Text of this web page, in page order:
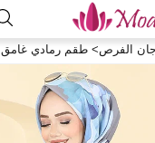
الفرص> طقم رمادي غامق 0361BG354